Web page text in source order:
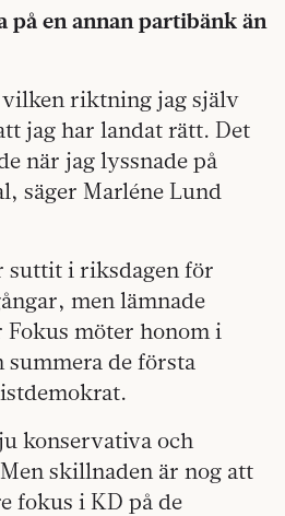
en annan partibänk än
vilken riktning jag själv
jag har landat rätt. Det
när jag lyssnade på
säger Marléne Lund
suttit i riksdagen för
men lämnade
möter honom i
summera de första
konservativa och
skillnaden är nog att
fokus i KD på de